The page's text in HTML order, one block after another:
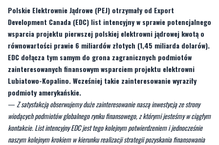
Polskie Elektrownie Jądrowe (PEJ) otrzymały od Export
Development Canada (EDC) list intencyjny w sprawie potencjalnego
wsparcia projektu pierwszej polskiej elektrowni jądrowej kwotą o
równowartości prawie 6 miliardów złotych (1,45 miliarda dolarów).
EDC dołącza tym samym do grona zagranicznych podmiotów
zainteresowanych finansowym wsparciem projektu elektrowni
Lubiatowo-Kopalino. Wcześniej takie zainteresowanie wyraziły
podmioty amerykańskie.
— Z satysfakcją obserwujemy duże zainteresowanie naszą inwestycją ze strony
wiodących podmiotów globalnego rynku finansowego, z którymi jesteśmy w ciągłym
kontakcie. List intencyjny EDC jest tego kolejnym potwierdzeniem i jednocześnie
naszym kolejnym krokiem w kierunku realizacji strategii pozyskania finansowania